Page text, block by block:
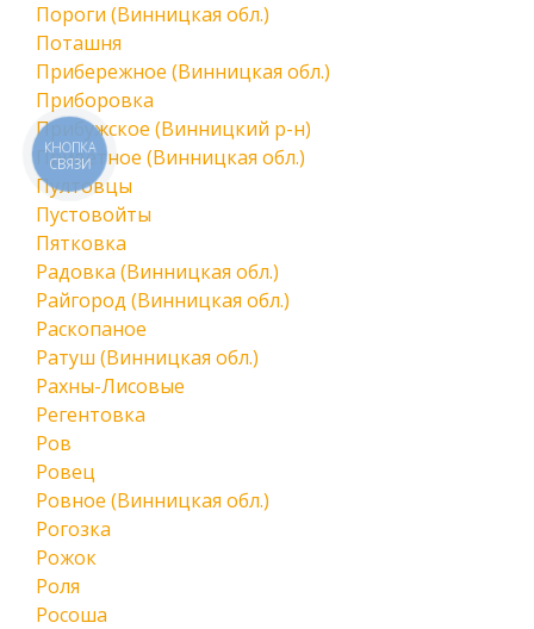
Пороги (Винницкая обл.)
Поташня
Прибережное (Винницкая обл.)
Приборовка
Прибужское (Винницкий р-н)
Приветное (Винницкая обл.)
Пултовцы
Пустовойты
Пятковка
Радовка (Винницкая обл.)
Райгород (Винницкая обл.)
Раскопаное
Ратуш (Винницкая обл.)
Рахны-Лисовые
Регентовка
Ров
Ровец
Ровное (Винницкая обл.)
Рогозка
Рожок
Роля
Росоша
КНОПКА
СВЯЗИ